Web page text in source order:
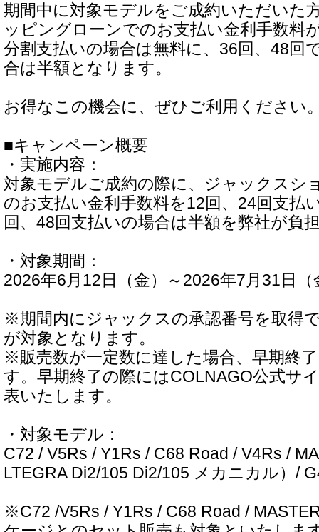
期間中に対象モデルをご成約いただいた
ッピングローンでのお支払い金利手数料
分割支払いの場合は無料に、36回、48回
合は半額となります。
お得なこの機会に、ぜひご利用ください
■キャンペーン概要
・実施内容：
対象モデルご成約の際に、ジャックスシ
のお支払い金利手数料を12回、24回支払
回、48回支払いの場合は半額を弊社が負
・対象期間：
2026年6月12日（金）～2026年7月31日（
※期間内にジャックスの承認番号を取得
が対象となります。
※販売数が一定数に達した場合、早期終
す。早期終了の際にはCOLNAGO公式サ
表いたします。
・対象モデル：
C72 / V5Rs / Y1Rs / C68 Road / V4Rs /
LTEGRA Di2/105 Di2/105 メカニカル）/
※C72 /V5Rs / Y1Rs / C68 Road /